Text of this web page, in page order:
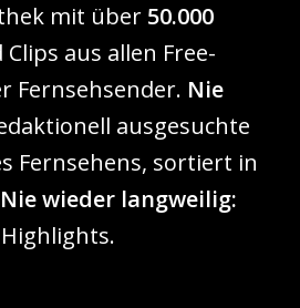
mit über 50.000
Clips aus allen Free-
Fernsehsender. Nie
ausgesuchte
Fernsehens, sortiert in
Nie wieder langweilig: